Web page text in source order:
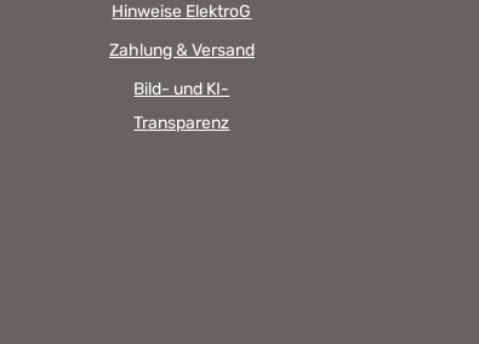
Hinweise ElektroG
Zahlung & Versand
Bild- und KI-
Transparenz